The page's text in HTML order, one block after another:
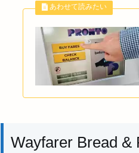
Wayfarer Bread &